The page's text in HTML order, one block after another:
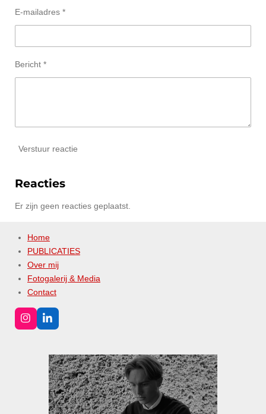
E-mailadres *
Bericht *
Verstuur reactie
Reacties
Er zijn geen reacties geplaatst.
Home
PUBLICATIES
Over mij
Fotogalerij & Media
Contact
I
n
L
i
e
d
I
n